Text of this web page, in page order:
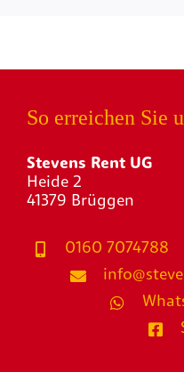
So erreichen Sie
Stevens Rent UG
Heide 2
41379 Brüggen
0160 7074788